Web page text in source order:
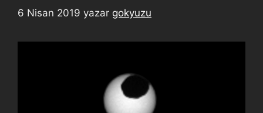
6 Nisan 2019 yazar gokyuzu